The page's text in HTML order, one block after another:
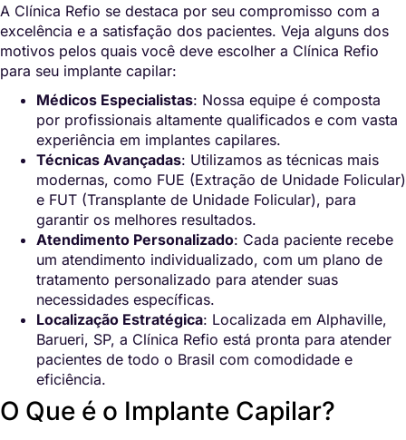
A Clínica Refio se destaca por seu compromisso com a
excelência e a satisfação dos pacientes. Veja alguns dos
motivos pelos quais você deve escolher a Clínica Refio
para seu implante capilar:
Médicos Especialistas: Nossa equipe é composta
por profissionais altamente qualificados e com vasta
experiência em implantes capilares.
Técnicas Avançadas: Utilizamos as técnicas mais
modernas, como FUE (Extração de Unidade Folicular)
e FUT (Transplante de Unidade Folicular), para
garantir os melhores resultados.
Atendimento Personalizado: Cada paciente recebe
um atendimento individualizado, com um plano de
tratamento personalizado para atender suas
necessidades específicas.
Localização Estratégica: Localizada em Alphaville,
Barueri, SP, a Clínica Refio está pronta para atender
pacientes de todo o Brasil com comodidade e
eficiência.
O Que é o Implante Capilar?